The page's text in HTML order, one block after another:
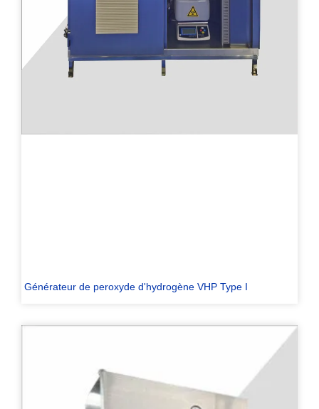
Générateur de peroxyde d'hydrogène VHP Type I